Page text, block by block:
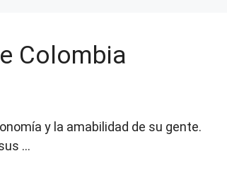
Colombia
y la amabilidad de su gente.
…